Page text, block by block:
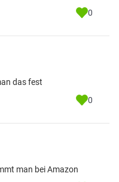
0
das fest
0
man bei Amazon